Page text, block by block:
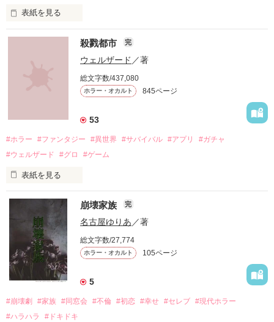
表紙を見る
「お願い、正気に戻って！」
「ずっと一緒にいてあげる。
自分勝手な女子高生たちの
恋と友情、そして……
バケモノを生んで、殺して、殺される物語。
2015.12.27.完結公開
殺戮都市 完
ウェルザード ／著
総文字数/437,080
ホラー・オカルト 845ページ
53
#ホラー #ファンタジー #異世界 #サバイバル #アプリ
#ガチャ
#ウェルザード
#グロ #ゲーム
表紙を見る
円形の都市で、生きる為に人を殺す。
定められたシステムに抗う事が出来ずに、流されるままに。
殺し殺され、命の灯が完全に消えるまで。
高い壁に阻まれ、出る事が出来ない街。
崩壊家族 完
名古屋ゆりあ／著
総文字数/27,774
ホラー・オカルト 105ページ
5
#崩壊劇 #家族 #同窓会 #不倫 #初恋 #幸せ #セレブ #現代ホラー
#ハラハラ
#ドキドキ